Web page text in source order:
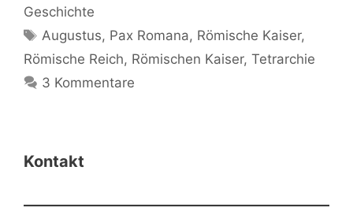
Geschichte
Schlagwörter
Augustus, Pax Romana, Römische Kaiser,
Römische Reich, Römischen Kaiser, Tetrarchie
3 Kommentare
Kontakt